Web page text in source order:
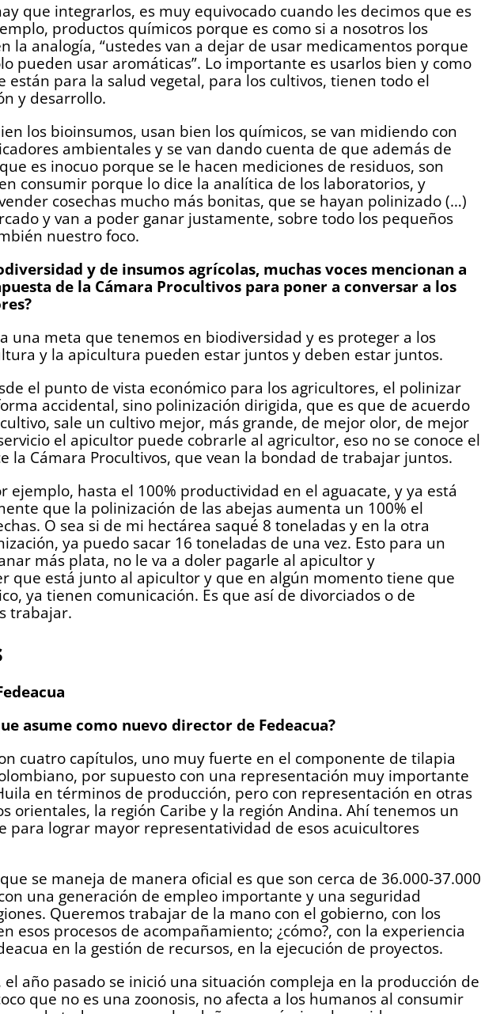
que integrarlos, es muy equivocado cuando les decimos que es
productos químicos porque es como si a nosotros los
la analogía, “ustedes van a dejar de usar medicamentos porque
pueden usar aromáticas”. Lo importante es usarlos bien y como
están para la salud vegetal, para los cultivos, tienen todo el
y desarrollo.
los bioinsumos, usan bien los químicos, se van midiendo con
ambientales y se van dando cuenta de que además de
es inocuo porque se le hacen mediciones de residuos, son
consumir porque lo dice la analítica de los laboratorios, y
cosechas mucho más bonitas, que se hayan polinizado (…)
y van a poder ganar justamente, sobre todo los pequeños
nuestro foco.
y de insumos agrícolas, muchas voces mencionan a
de la Cámara Procultivos para poner a conversar a los
una meta que tenemos en biodiversidad y es proteger a los
y la apicultura pueden estar juntos y deben estar juntos.
el punto de vista económico para los agricultores, el polinizar
accidental, sino polinización dirigida, que es que de acuerdo
sale un cultivo mejor, más grande, de mejor olor, de mejor
el apicultor puede cobrarle al agricultor, eso no se conoce el
la Cámara Procultivos, que vean la bondad de trabajar juntos.
ejemplo, hasta el 100% productividad en el aguacate, y ya está
que la polinización de las abejas aumenta un 100% el
O sea si de mi hectárea saqué 8 toneladas y en la otra
ya puedo sacar 16 toneladas de una vez. Esto para un
más plata, no le va a doler pagarle al apicultor y
que está junto al apicultor y que en algún momento tiene que
ya tienen comunicación. Es que así de divorciados o de
trabajar.
asume como nuevo director de Fedeacua?
cuatro capítulos, uno muy fuerte en el componente de tilapia
por supuesto con una representación muy importante
en términos de producción, pero con representación en otras
orientales, la región Caribe y la región Andina. Ahí tenemos un
para lograr mayor representatividad de esos acuicultores
se maneja de manera oficial es que son cerca de 36.000-37.000
una generación de empleo importante y una seguridad
Queremos trabajar de la mano con el gobierno, con los
esos procesos de acompañamiento; ¿cómo?, con la experiencia
en la gestión de recursos, en la ejecución de proyectos.
el año pasado se inició una situación compleja en la producción de
que no es una zoonosis, no afecta a los humanos al consumir